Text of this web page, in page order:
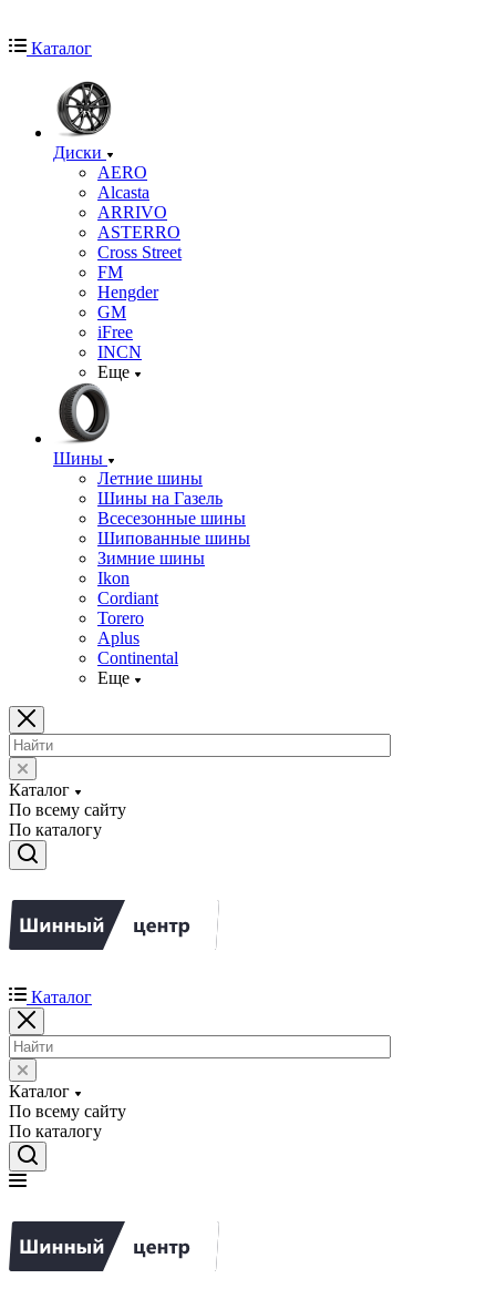
Каталог
Диски
AERO
Alcasta
ARRIVO
ASTERRO
Cross Street
FM
Hengder
GM
iFree
INCN
Еще
Шины
Летние шины
Шины на Газель
Всесезонные шины
Шипованные шины
Зимние шины
Ikon
Cordiant
Torero
Aplus
Continental
Еще
Каталог
По всему сайту
По каталогу
Каталог
Каталог
По всему сайту
По каталогу